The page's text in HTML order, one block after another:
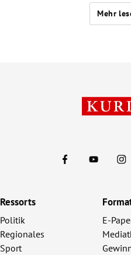
Mehr
Ressorts
Politik
Regionales
Sport
E-